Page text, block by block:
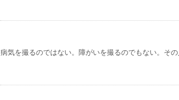
病気を撮るのではない。障がいを撮るのでもない。その